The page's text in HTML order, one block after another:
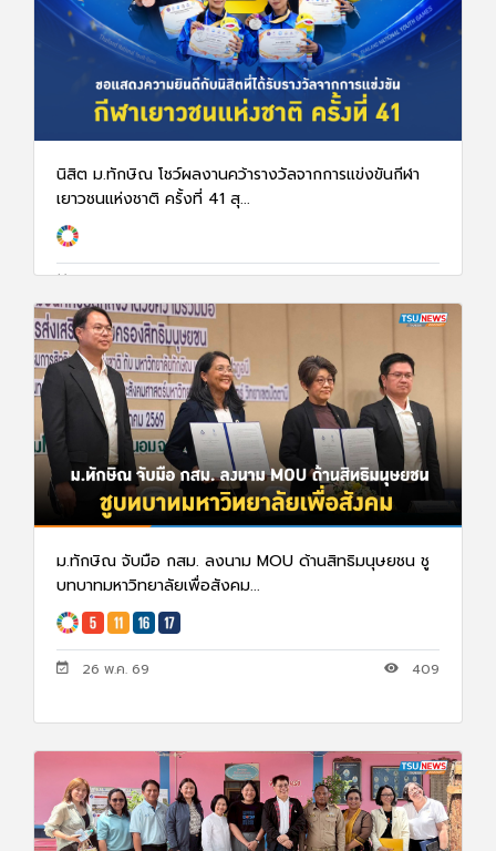
นิสิต ม.ทักษิณ โชว์ผลงานคว้ารางวัลจากการแข่งขันกีฬา
เยาวชนแห่งชาติ ครั้งที่ 41 สุ...
ม.ทักษิณ จับมือ กสม. ลงนาม MOU ด้านสิทธิมนุษยชน ชู
บทบาทมหาวิทยาลัยเพื่อสังคม...
26 พ.ค. 69 409